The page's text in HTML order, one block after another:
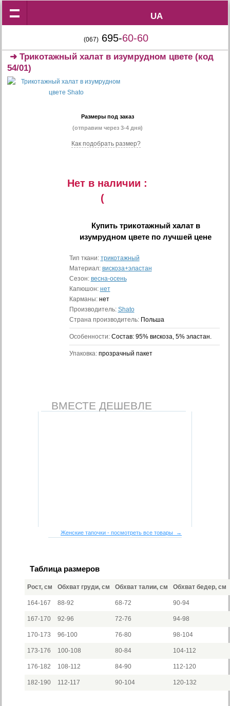
UA
UA
(067) 695-60-60
➜Трикотажный халат в изумрудном цвете(код
54/01)
Размеры под заказ
(отправим через 3-4 дня)
Как подобрать размер?
Нет в наличии :
(
Купить трикотажный халат в
изумрудном цвете по лучшей цене
Тип ткани: трикотажный
Материал: вискоза+эластан
Сезон: весна-осень
Капюшон: нет
Карманы: нет
Производитель: Shato
Страна производитель: Польша
Особенности: Состав: 95% вискоза, 5% эластан.
Упаковка: прозрачный пакет
ВМЕСТЕ ДЕШЕВЛЕ
Женские тапочки - посмотреть все товары →
Таблица размеров
Рост, см Обхват груди, см Обхват талии, см Обхват бедер, см
164-167 88-92 68-72 90-94
167-170 92-96 72-76 94-98
170-173 96-100 76-80 98-104
173-176 100-108 80-84 104-112
176-182 108-112 84-90 112-120
182-190 112-117 90-104 120-132